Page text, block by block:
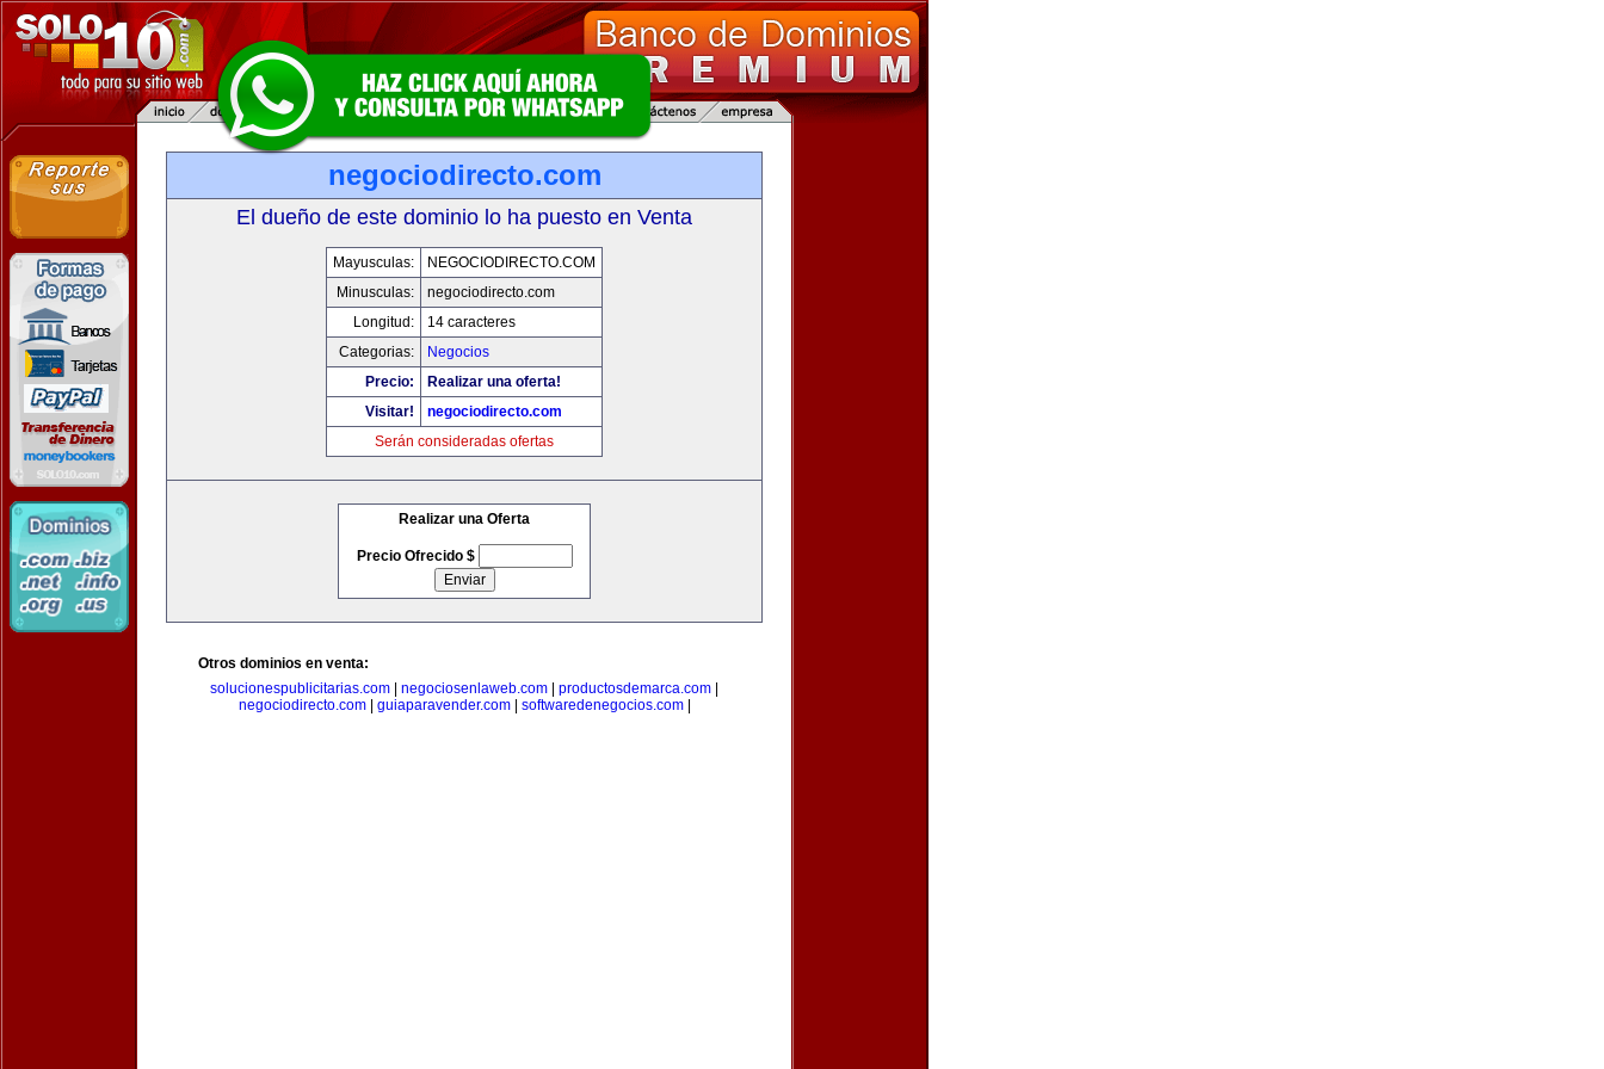
negociodirecto.com
El dueño de este dominio lo ha puesto en Venta
Mayusculas:
NEGOCIODIRECTO.COM
Minusculas:
negociodirecto.com
Longitud:
14 caracteres
Categorias:
Negocios
Precio:
Realizar una oferta!
Visitar!
negociodirecto.com
Serán consideradas ofertas
Realizar una Oferta
Precio Ofrecido $
Otros dominios en venta:
solucionespublicitarias.com
negociosenlaweb.com productosdemarca.com
negociodirecto.com| guiaparavender.com| softwaredenegocios.com|